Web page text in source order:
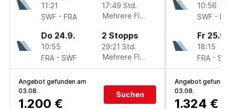
11:21
SWF - FRA
17:49 Std.
Mehrere Fluglinien
Do 24.9.
10:55
FRA - SWF
2 Stopps
29:21 Std.
Mehrere Fluglinien
Angebot gefunden am
03.08.
1.200 €
Suchen
10:56
SWF -
Fr 25.9.
18:15
FRA -
Angebot
03.08.
1.324 €